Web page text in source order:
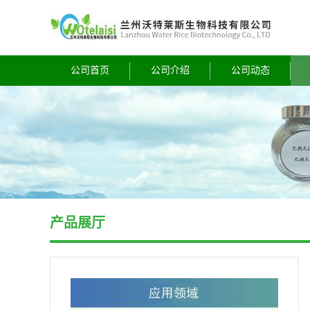
公司首页 公司介绍 公司动态
产品展厅